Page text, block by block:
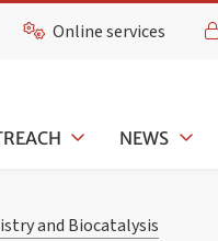
Online services
NEWS
and Biocatalysis